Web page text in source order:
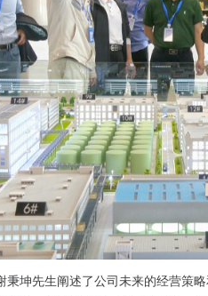
秉坤先生阐述了公司未来的经营策